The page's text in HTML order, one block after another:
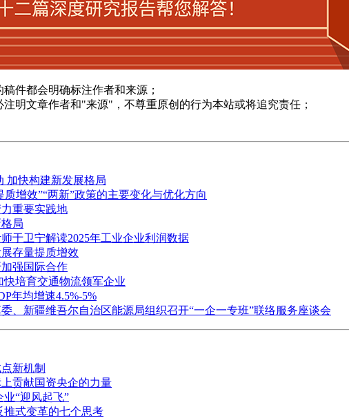
件都会明确标注作者和来源；
明文章作者和"来源"，不尊重原创的行为本站或将追究责任；
加快构建新发展格局
增效”“两新”政策的主要变化与优化方向
重要实践地
局
于卫宁解读2025年工业企业利润数据
存量提质增效
强国际合作
培育交通物流领军企业
年均增速4.5%-5%
、新疆维吾尔自治区能源局组织召开“一企一专班”联络服务座谈会
新机制
贡献国资央企的力量
“迎风起飞”
推式变革的七个思考